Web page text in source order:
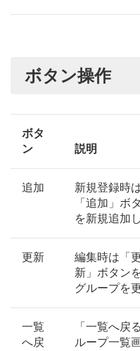
ボタン操作
ボタ
ン
説明
追加
新規登録時
「追加」ボ
を新規追加
更新
編集時は「
新」ボタン
グループを
一覧
へ戻
「一覧へ戻
ループ一覧